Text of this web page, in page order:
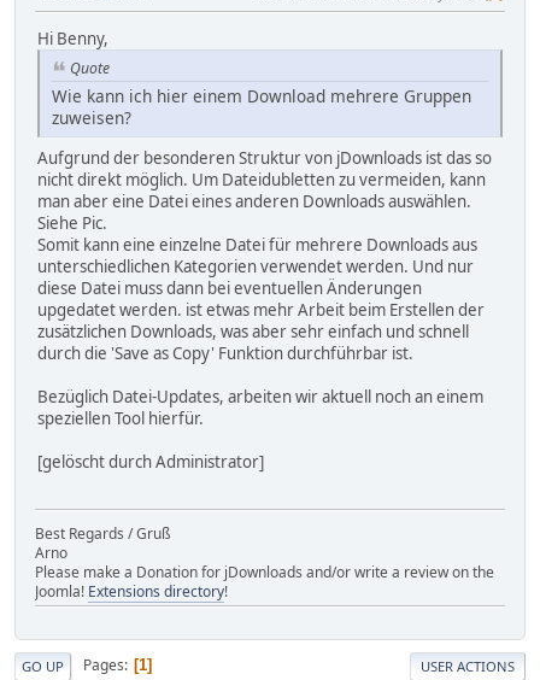
Hi Benny,
Quote
Wie kann ich hier einem Download mehrere Gruppen
zuweisen?
Aufgrund der besonderen Struktur von jDownloads ist das so
nicht direkt möglich. Um Dateidubletten zu vermeiden, kann
man aber eine Datei eines anderen Downloads auswählen.
Siehe Pic.
Somit kann eine einzelne Datei für mehrere Downloads aus
unterschiedlichen Kategorien verwendet werden. Und nur
diese Datei muss dann bei eventuellen Änderungen
upgedatet werden. ist etwas mehr Arbeit beim Erstellen der
zusätzlichen Downloads, was aber sehr einfach und schnell
durch die 'Save as Copy' Funktion durchführbar ist.
Bezüglich Datei-Updates, arbeiten wir aktuell noch an einem
speziellen Tool hierfür.
[gelöscht durch Administrator]
Best Regards / Gruß
Arno
Please make a Donation for jDownloads and/or write a review on the
Joomla! Extensions directory!
GO UP Pages 1 USER ACTIONS